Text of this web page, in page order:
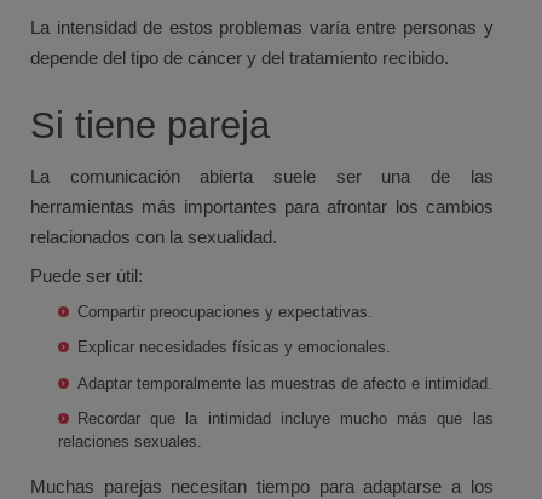
La intensidad de estos problemas varía entre personas y
depende del tipo de cáncer y del tratamiento recibido.
Si tiene pareja
La comunicación abierta suele ser una de las
herramientas más importantes para afrontar los cambios
relacionados con la sexualidad.
Puede ser útil:
Compartir preocupaciones y expectativas.
Explicar necesidades físicas y emocionales.
Adaptar temporalmente las muestras de afecto e intimidad.
Recordar que la intimidad incluye mucho más que las
relaciones sexuales.
Muchas parejas necesitan tiempo para adaptarse a los